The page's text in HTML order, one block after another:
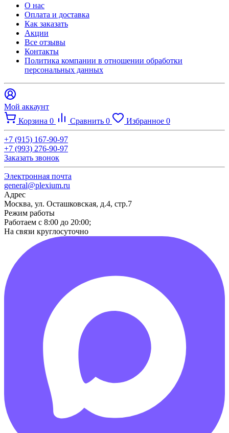
О нас
Оплата и доставка
Как заказать
Акции
Все отзывы
Контакты​
Политика компании в отношении обработки
персональных данных
Мой аккаунт
Корзина 0 Сравнить 0 Избранное 0
+7 (915) 167-90-97
+7 (993) 276-90-97
Заказать звонок
Электронная почта
general@plexium.ru
Адрес
Москва, ул. Осташковская, д.4, стр.7
Режим работы
Работаем с 8:00 до 20:00;
На связи круглосуточно